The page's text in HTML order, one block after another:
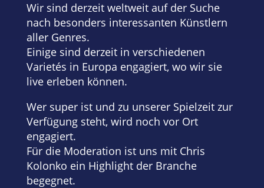
Wir sind derzeit weltweit auf der Suche
nach besonders interessanten Künstlern
aller Genres.
Einige sind derzeit in verschiedenen
Varietés in Europa engagiert, wo wir sie
live erleben können.
Wer super ist und zu unserer Spielzeit zur
Verfügung steht, wird noch vor Ort
engagiert.
Für die Moderation ist uns mit Chris
Kolonko ein Highlight der Branche
begegnet.